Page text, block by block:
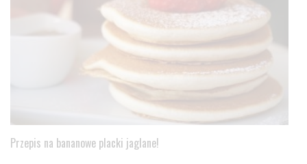
Przepis na bananowe placki jaglane!